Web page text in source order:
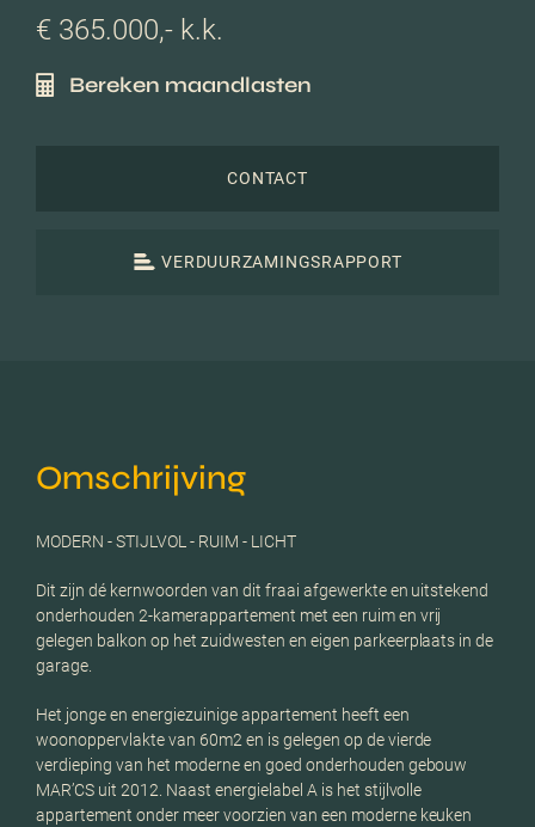
€ 365.000,- k.k.
Bereken maandlasten
CONTACT
VERDUURZAMINGSRAPPORT
Omschrijving
MODERN - STIJLVOL - RUIM - LICHT
Dit zijn dé kernwoorden van dit fraai afgewerkte en uitstekend
onderhouden 2-kamerappartement met een ruim en vrij
gelegen balkon op het zuidwesten en eigen parkeerplaats in de
garage.
Het jonge en energiezuinige appartement heeft een
woonoppervlakte van 60m2 en is gelegen op de vierde
verdieping van het moderne en goed onderhouden gebouw
MAR’CS uit 2012. Naast energielabel A is het stijlvolle
appartement onder meer voorzien van een moderne keuken